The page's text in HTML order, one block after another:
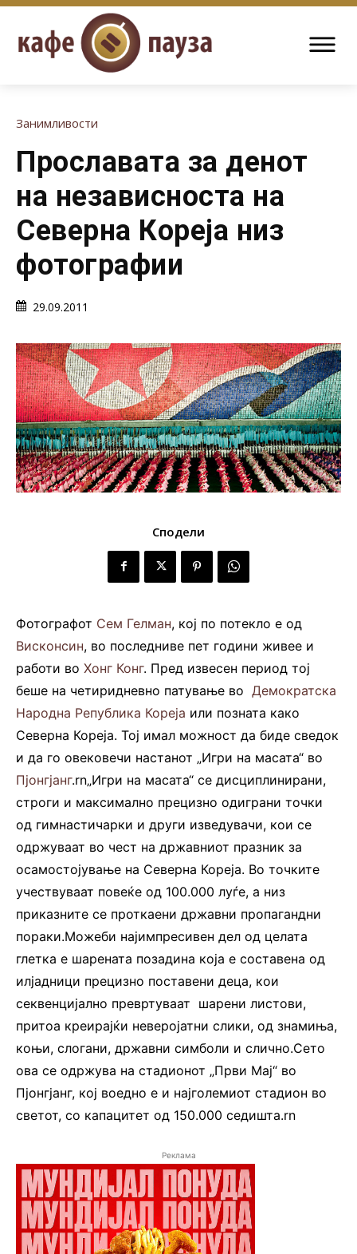
Занимливости
Прославата за денот
на независноста на
Северна Кореја низ
фотографии
29.09.2011
Сподели
Фотографот Сем Гелман, кој по потекло е од
Висконсин, во последниве пет години живее и
работи во Хонг Конг. Пред извесен период тој
беше на четиридневно патување во Демократска
Народна Република Кореја или позната како
Северна Кореја. Тој имал можност да биде сведок
и да го овековечи настанот „Игри на масата“ во
Пјонгјанг.rn„Игри на масата“ се дисциплинирани,
строги и максимално прецизно одиграни точки
од гимнастичарки и други изведувачи, кои се
одржуваат во чест на државниот празник за
осамостојување на Северна Кореја. Во точките
учествуваат повеќе од 100.000 луѓе, а низ
приказните се проткаени државни пропагандни
пораки.Можеби најимпресивен дел од целата
глетка е шарената позадина која е составена од
илјадници прецизно поставени деца, кои
секвенцијално превртуваат шарени листови,
притоа креирајќи неверојатни слики, од знамиња,
коњи, слогани, државни симболи и слично.Сето
ова се одржува на стадионот „Први Мај“ во
Пјонгјанг, кој воедно е и најголемиот стадион во
светот, со капацитет од 150.000 седишта.rn
Реклама